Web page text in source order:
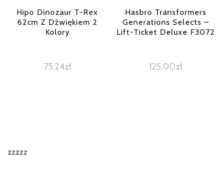
Hipo Dinozaur T-Rex
62cm Z Dźwiękiem 2
Kolory
75,24zł
Hasbro Transformers
Generations Selects –
Lift-Ticket Deluxe F3072
125,00zł
zzzzz